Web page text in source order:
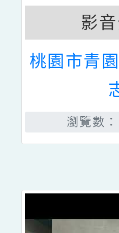
影音
桃園市青
瀏覽數